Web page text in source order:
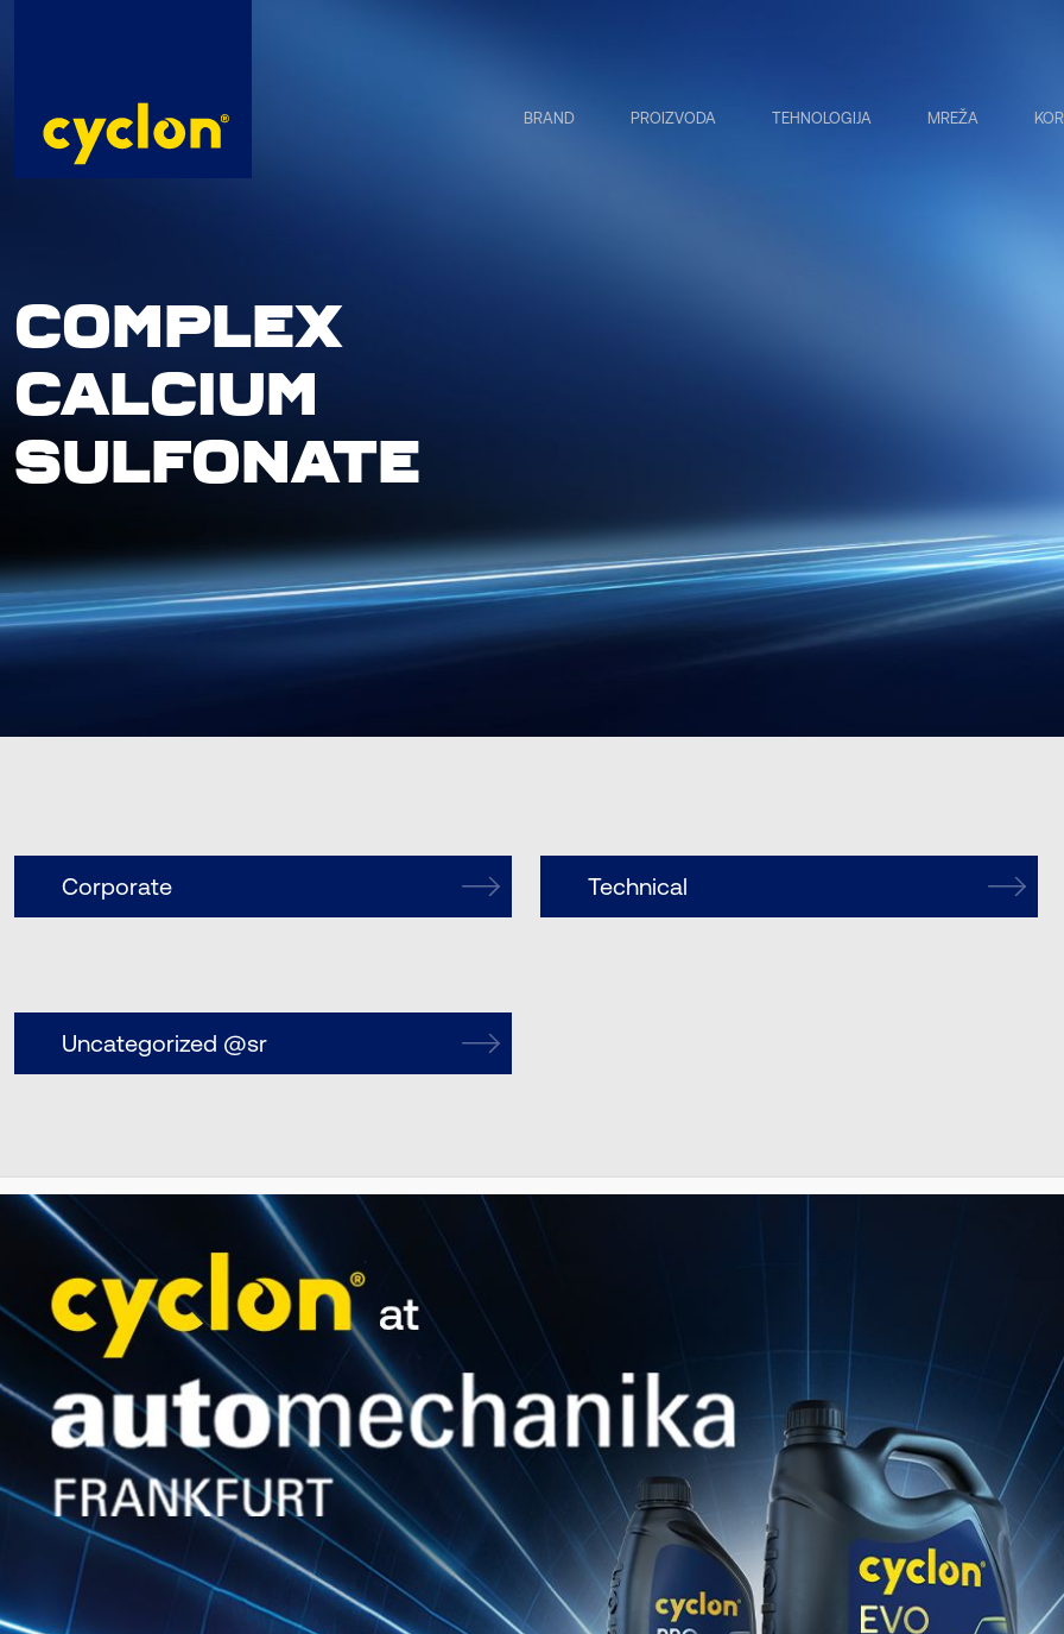
BRAND PROIZVODA TEHNOLOGIJA MREŽA
COMPLEX
CALCIUM
SULFONATE
Corporate Technical
Uncategorized @sr